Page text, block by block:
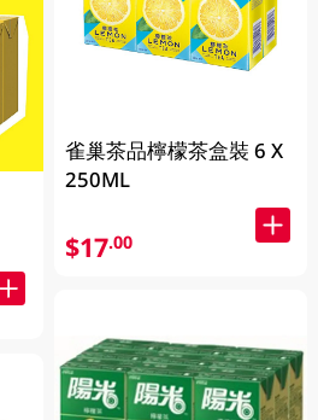
雀巢茶品檸檬茶盒裝 6 X
250ML
$17.00